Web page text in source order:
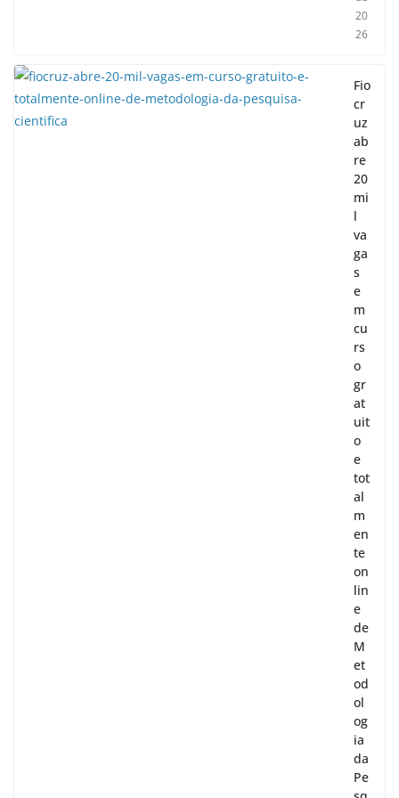
20
26
Fio
cr
uz
ab
re
20
mi
l
va
ga
s
e
m
cu
rs
o
gr
at
uit
o
e
tot
al
m
en
te
on
lin
e
de
M
et
od
ol
og
ia
da
Pe